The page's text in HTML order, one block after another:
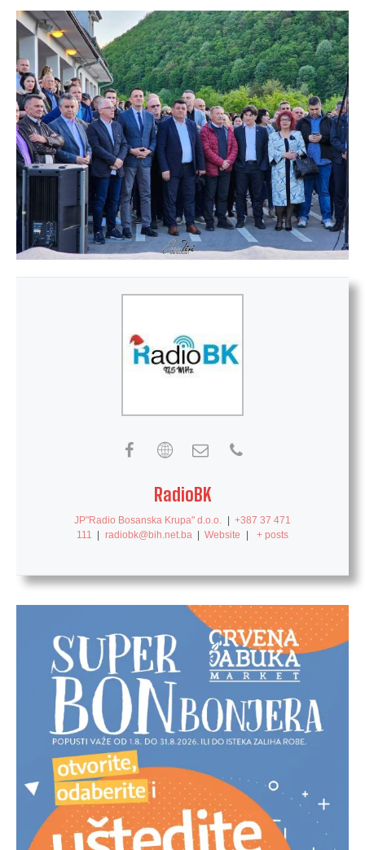
RadioBK
JP"Radio Bosanska Krupa" d.o.o.
+387 37 471
111
radiobk@bih.net.ba Website + posts